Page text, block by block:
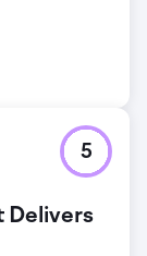
Delivers
5